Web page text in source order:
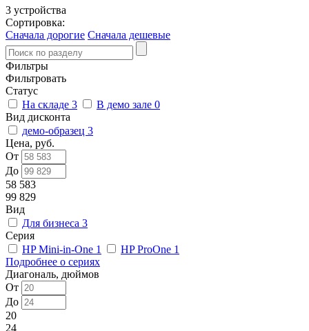
3 устройства
Сортировка:
Сначала дорогие Сначала дешевые
Фильтры
Фильтровать
Статус
На складе 3 В демо зале 0
Вид дисконта
демо-образец 3
Цена, руб.
От
До
58 583
99 829
Вид
Для бизнеса 3
Серия
HP Mini-in-One 1 HP ProOne 1
Подробнее о сериях
Диагональ, дюймов
От
До
20
24